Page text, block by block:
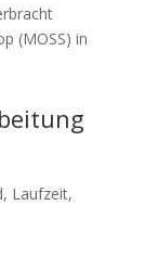
(MOSS) in
Laufzeit,